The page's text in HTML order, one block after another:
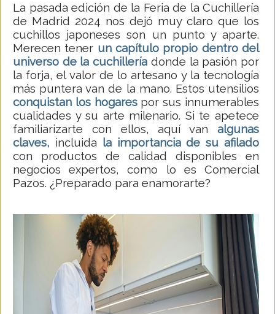
La pasada edición de la Feria de la Cuchillería
de Madrid 2024 nos dejó muy claro que los
cuchillos japoneses son un punto y aparte.
Merecen tener un capítulo propio dentro del
universo de la cuchillería donde la pasión por
la forja, el valor de lo artesano y la tecnología
más puntera van de la mano. Estos utensilios
conquistan los hogarespor sus innumerables
cualidades y su arte milenario. Si te apetece
familiarizarte con ellos, aquí van algunas
claves, incluida la importancia de su afilado
con productos de calidad disponibles en
negocios expertos, como lo es Comercial
Pazos. ¿Preparado para enamorarte?